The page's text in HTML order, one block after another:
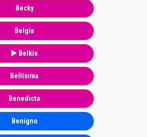
Becky
Belgia
▶️ Belkis
Bellísima
Benedicta
Benigno